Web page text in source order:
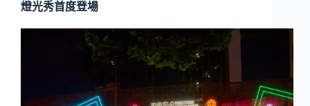
燈光秀首度登場